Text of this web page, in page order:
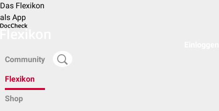
Das Flexikon
als App
Community
Flexikon
Shop